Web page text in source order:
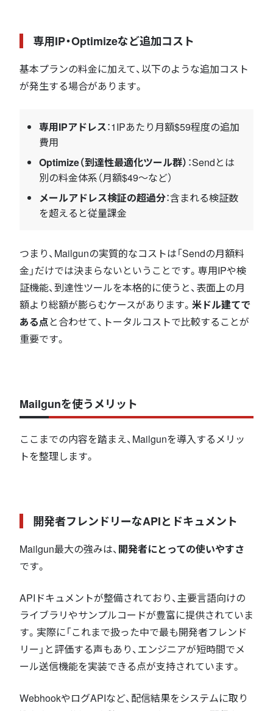
専用IP・Optimizeなど追加コスト
基本プランの料金に加えて、以下のような追加コスト
が発生する場合があります。
専用IPアドレス：1IPあたり月額$59程度の追加
費用
Optimize（到達性最適化ツール群） ：Sendとは
別の料金体系（月額$49〜など）
メールアドレス検証の超過分：含まれる検証数
を超えると従量課金
つまり、Mailgunの実質的なコストは「Sendの月額料
金」だけでは決まらないということです。専用IPや検
証機能、到達性ツールを本格的に使うと、表面上の月
額より総額が膨らむケースがあります。 米ドル建てで
ある点と合わせて、トータルコストで比較することが
重要です。
Mailgunを使うメリット
ここまでの内容を踏まえ、Mailgunを導入するメリッ
トを整理します。
開発者フレンドリーなAPIとドキュメント
Mailgun最大の強みは、開発者にとっての使いやすさ
です。
APIドキュメントが整備されており、主要言語向けの
ライブラリやサンプルコードが豊富に提供されていま
す。実際に「これまで扱った中で最も開発者フレンド
リー」と評価する声もあり、エンジニアが短時間でメ
ール送信機能を実装できる点が支持されています。
WebhookやログAPIなど、配信結果をシステムに取り